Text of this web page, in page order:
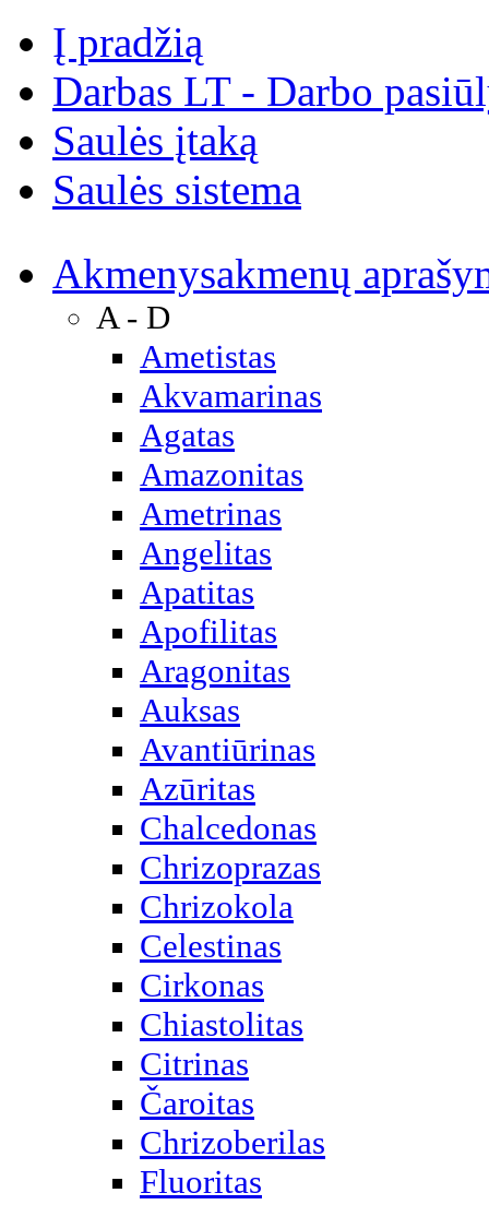
Į pradžią
Darbas LT - Darbo
Saulės įtaką
Saulės sistema
Akmenysakmenų
A - D
Ametistas
Akvamarinas
Agatas
Amazonitas
Ametrinas
Angelitas
Apatitas
Apofilitas
Aragonitas
Auksas
Avantiūrinas
Azūritas
Chalcedonas
Chrizoprazas
Chrizokola
Celestinas
Cirkonas
Chiastolitas
Citrinas
Čaroitas
Chrizoberilas
Fluoritas